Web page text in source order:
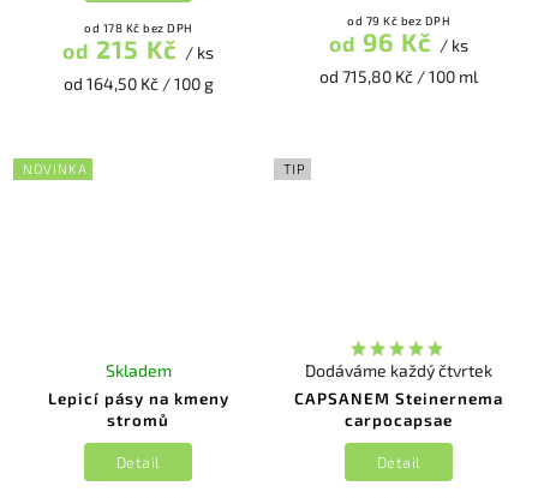
od 178 Kč bez DPH
od 215 Kč / ks
od 164,50 Kč / 100 g
od 79 Kč bez DPH
od 96 Kč / ks
od 715,80 Kč / 100 ml
NOVINKA
Lepicí pásy na kmeny
stromů
Skladem
Detail
TIP
CAPSANEM Steinernema
carpocapsae
Dodáváme každý čtvrtek
Detail